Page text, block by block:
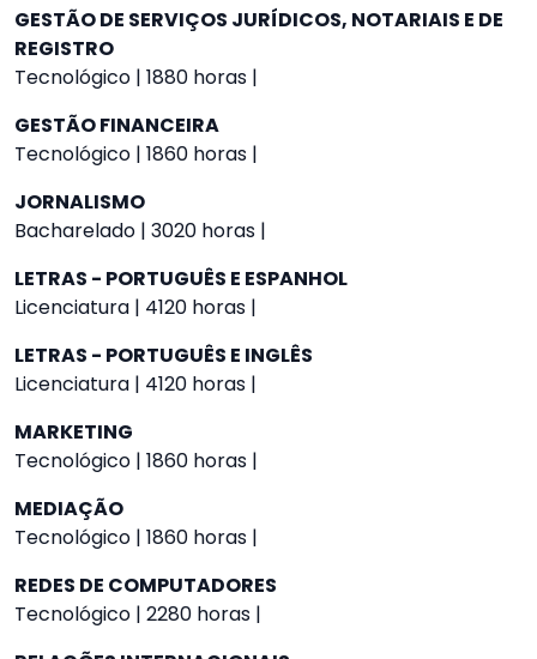
GESTÃO DE SERVIÇOS JURÍDICOS, NOTARIAIS E DE
REGISTRO
Tecnológico | 1880 horas |
GESTÃO FINANCEIRA
Tecnológico | 1860 horas |
JORNALISMO
Bacharelado | 3020 horas |
LETRAS - PORTUGUÊS E ESPANHOL
Licenciatura | 4120 horas |
LETRAS - PORTUGUÊS E INGLÊS
Licenciatura | 4120 horas |
MARKETING
Tecnológico | 1860 horas |
MEDIAÇÃO
Tecnológico | 1860 horas |
REDES DE COMPUTADORES
Tecnológico | 2280 horas |